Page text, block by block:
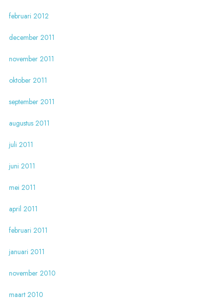
februari 2012
december 2011
november 2011
oktober 2011
september 2011
augustus 2011
juli 2011
juni 2011
mei 2011
april 2011
februari 2011
januari 2011
november 2010
maart 2010